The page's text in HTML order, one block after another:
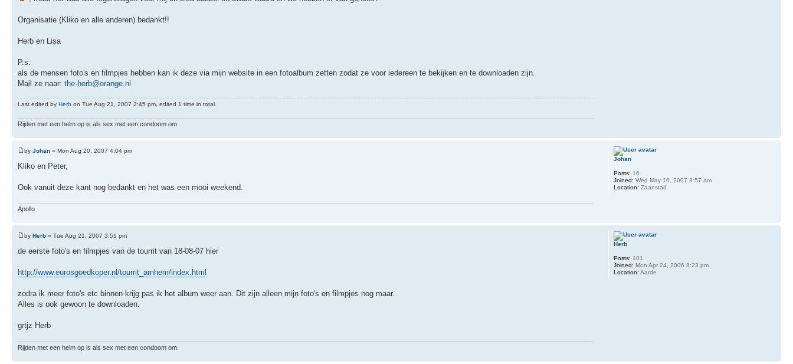
Organisatie (Kliko en alle anderen) bedankt!!
Herb en Lisa
P.s.
als de mensen foto's en filmpjes hebben kan ik deze via mijn website in een fotoalbum zetten zodat ze voor iedereen te bekijken en te downloaden zijn.
Mail ze naar: the-herb@orange.nl
Last edited by Herb on Tue Aug 21, 2007 2:45 pm, edited 1 time in total.
Rijden met een helm op is als sex met een condoom om.
by Johan » Mon Aug 20, 2007 4:04 pm
Kliko en Peter,
Ook vanuit deze kant nog bedankt en het was een mooi weekend.
Apollo
Johan
Posts: 16
Joined: Wed May 16, 2007 8:57 am
Location: Zaanstad
by Herb » Tue Aug 21, 2007 3:51 pm
de eerste foto's en filmpjes van de tourrit van 18-08-07 hier
http://www.eurosgoedkoper.nl/tourrit_arnhem/index.html
zodra ik meer foto's etc binnen krijg pas ik het album weer aan. Dit zijn alleen mijn foto's en filmpjes nog maar.
Alles is ook gewoon te downloaden.
grtjz Herb
Rijden met een helm op is als sex met een condoom om.
Herb
Posts: 101
Joined: Mon Apr 24, 2006 8:23 pm
Location: Aarde